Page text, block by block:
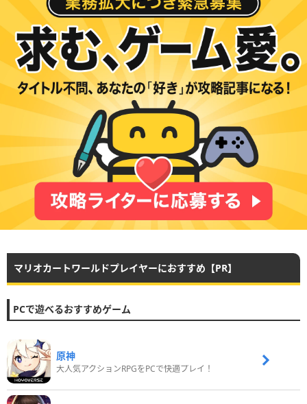
マリオカートワールドプレイヤーにおすすめ【PR】
PCで遊べるおすすめゲーム
原神
大人気アクションRPGをPCで快適プレイ！